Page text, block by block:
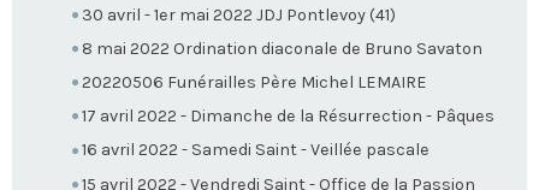
30 avril - 1er mai 2022 JDJ Pontlevoy (41)
8 mai 2022 Ordination diaconale de Bruno Savaton
20220506 Funérailles Père Michel LEMAIRE
17 avril 2022 - Dimanche de la Résurrection - Pâques
16 avril 2022 - Samedi Saint - Veillée pascale
15 avril 2022 - Vendredi Saint - Office de la Passion